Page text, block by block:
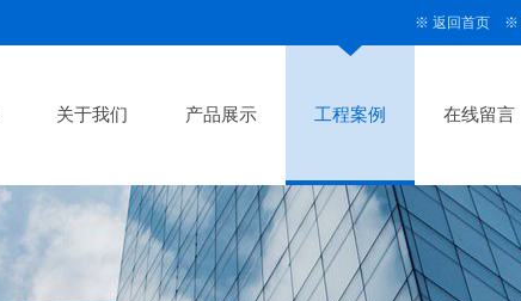
※ 返回首页 ※
关于我们 产品展示 工程案例 在线留言